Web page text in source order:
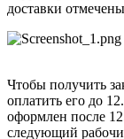
доставки
Чтобы получить
оплатить его до
оформлен после
следующий